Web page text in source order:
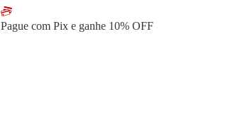
Pague com Pix e ganhe 10% OFF